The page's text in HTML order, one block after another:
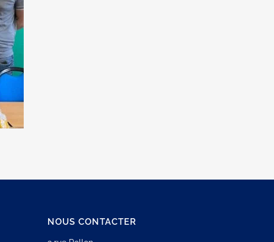
NOUS CONTACTER